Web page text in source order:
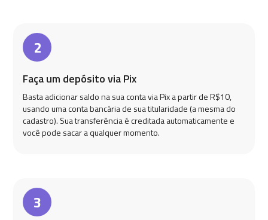
2
Faça um depósito via Pix
Basta adicionar saldo na sua conta via Pix a partir de R$10,
usando uma conta bancária de sua titularidade (a mesma do
cadastro). Sua transferência é creditada automaticamente e
você pode sacar a qualquer momento.
3